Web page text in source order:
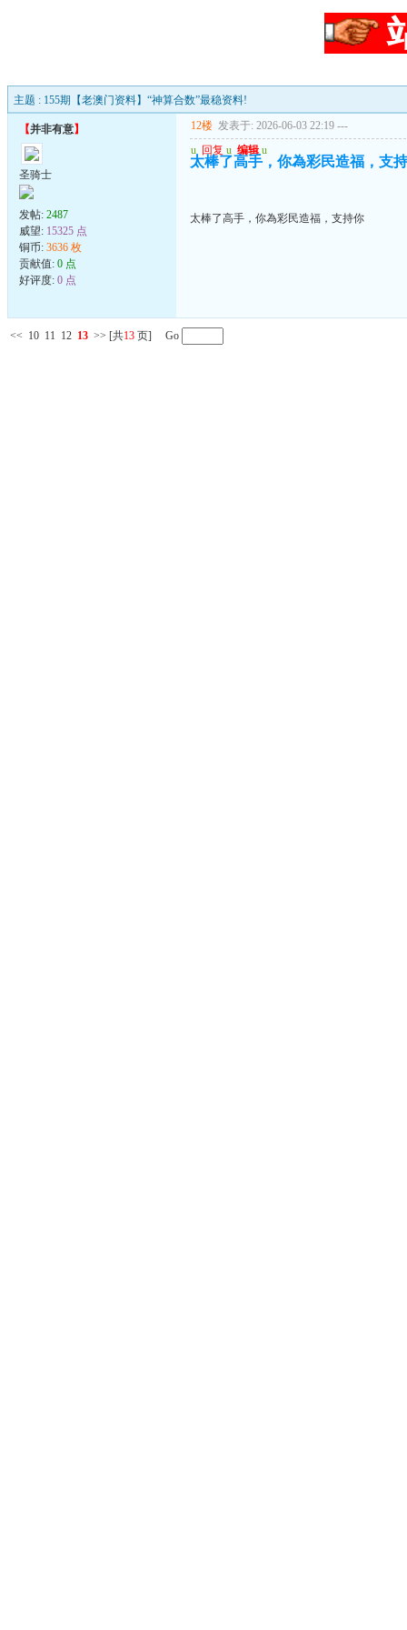
主题 : 155期【老澳门资料】“神算合数”最稳资料!
【并非有意】
圣骑士
发帖: 2487
威望: 15325 点
铜币: 3636 枚
贡献值: 0 点
好评度: 0 点
12楼 发表于: 2026-06-03 22:19 ---
u 回复 u 编辑 u
太棒了高手，你為彩民造福，支
太棒了高手，你為彩民造福，支持你
<< 10 11 12 13 >> [共13 页] Go